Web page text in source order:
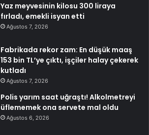
Yaz meyvesinin kilosu 300 liraya
fırladı, emekli isyan etti
Ağustos 7, 2026
Fabrikada rekor zam: En düşük maaş
153 bin TL’ye çıktı, işçiler halay çekerek
kutladı
Ağustos 7, 2026
Polis yarım saat uğraştı! Alkolmetreyi
üflememek ona servete mal oldu
Ağustos 6, 2026